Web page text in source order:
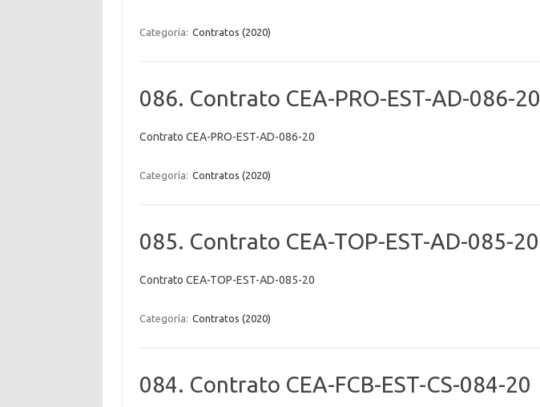
Categoría: Contratos (2020)
086. Contrato CEA-PRO-EST-AD-086-20
Contrato CEA-PRO-EST-AD-086-20
Categoría: Contratos (2020)
085. Contrato CEA-TOP-EST-AD-085-20
Contrato CEA-TOP-EST-AD-085-20
Categoría: Contratos (2020)
084. Contrato CEA-FCB-EST-CS-084-20